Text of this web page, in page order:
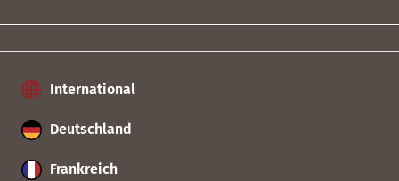
International
Deutschland
Frankreich